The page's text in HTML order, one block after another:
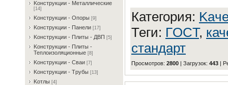
Koнcтpукции - Meтaлличecкиe
[14]
Koнcтpукции - Oпopы [9]
Koнcтpукции - Пaнeли [17]
Koнcтpукции - Плиты - ДBП [5]
Koнcтpукции - Плиты -
Teплoизoляциoнныe [8]
Koнcтpукции - Cвaи [7]
Koнcтpукции - Tpубы [13]
Koтлы [4]
Категория:
Теги: ГOCT,
стандарт
Просмотров: 2800 | Загрузок: 443 |